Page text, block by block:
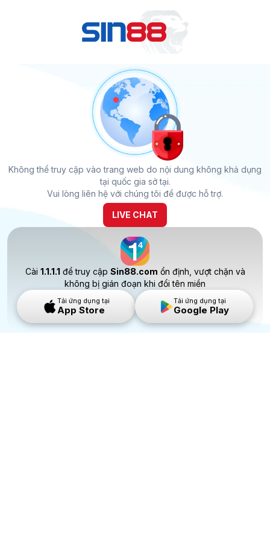
Không thể truy cập vào trang web do nội dung không khả dụng
tại quốc gia sở tại.
Vui lòng liên hệ với chúng tôi để được hỗ trợ.
LIVE CHAT
Cài 1.1.1.1 để truy cập Sin88.com ổn định, vượt chặn và
không bị gián đoạn khi đổi tên miền
Tải ứng dụng tại
App Store
Tải ứng dụng tại
Google Play